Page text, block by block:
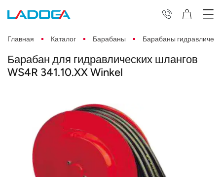
Главная Каталог Барабаны Барабаны
Барабан для гидравлических шлангов
WS4R 341.10.XX Winkel